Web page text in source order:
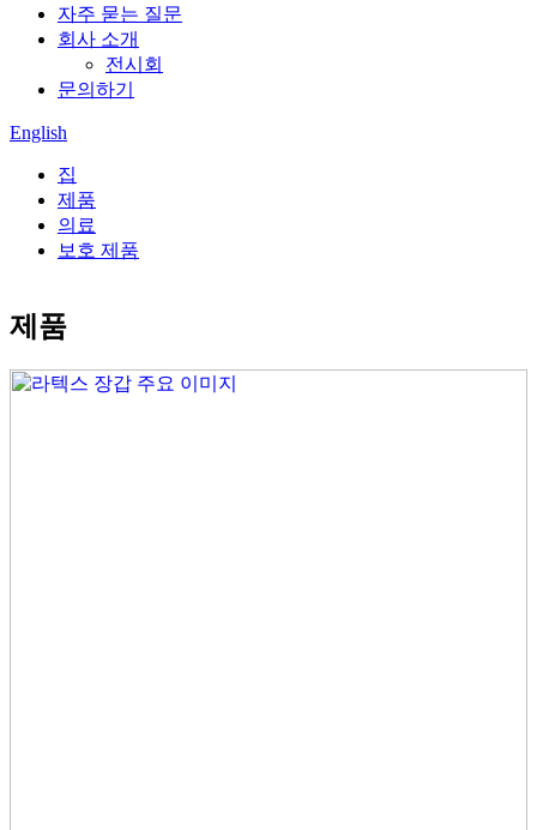
자주 묻는 질문
회사 소개
전시회
문의하기
English
집
제품
의료
보호 제품
제품